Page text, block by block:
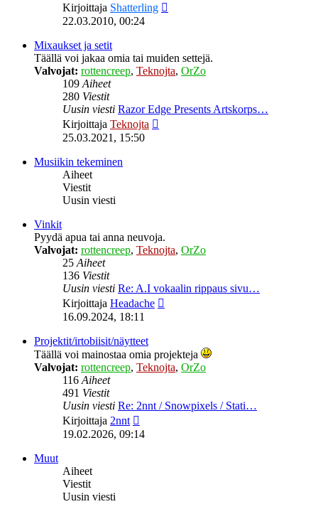
Kirjoittaja Shatterling
22.03.2010, 00:24
Mixaukset ja setit
Täällä voi jakaa omia tai muiden settejä.
Valvojat: rottencreep, Teknojta, OrZo
109Aiheet
280 Viestit
Uusin viesti Razor Edge Presents Artskorps…
Kirjoittaja Teknojta
25.03.2021, 15:50
Musiikin tekeminen
Aiheet
Viestit
Uusin viesti
Vinkit
Pyydä apua tai anna neuvoja.
Valvojat: rottencreep, Teknojta, OrZo
25Aiheet
136 Viestit
Uusin viesti Re: A.I vokaalin rippaus sivu…
Kirjoittaja Headache
16.09.2024, 18:11
Projektit/irtobiisit/näytteet
Täällä voi mainostaa omia projekteja
Valvojat: rottencreep, Teknojta, OrZo
116Aiheet
491 Viestit
Uusin viesti Re: 2nnt / Snowpixels / Stati…
Kirjoittaja 2nnt
uusin
19.02.2026, 09:14
Muut
Aiheet
Viestit
Uusin viesti